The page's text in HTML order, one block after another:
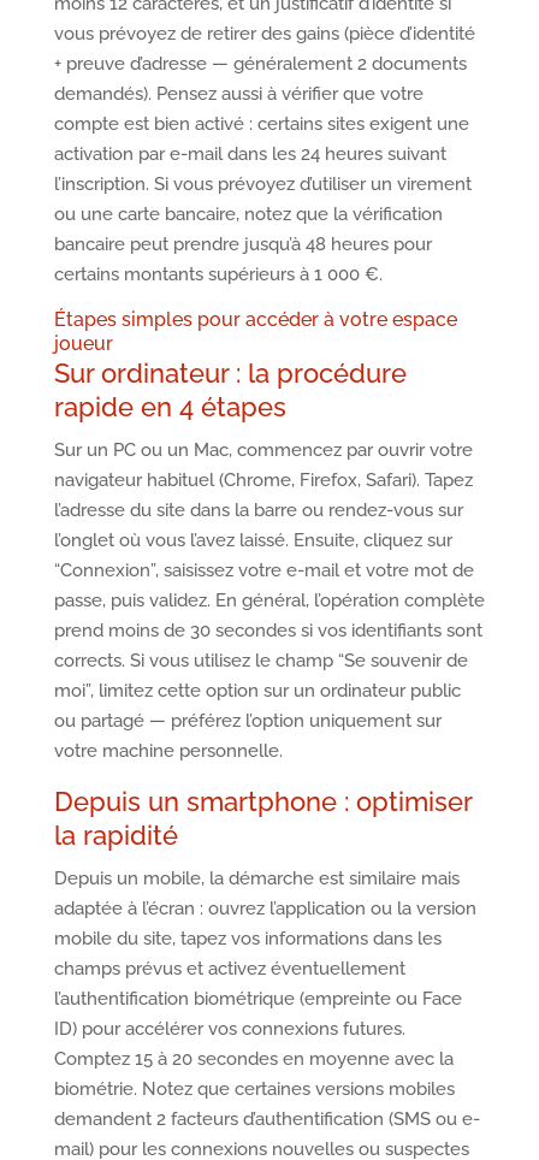
vous prévoyez de retirer des gains (pièce d’identité
+ preuve d’adresse — généralement 2 documents
demandés). Pensez aussi à vérifier que votre
compte est bien activé : certains sites exigent une
activation par e-mail dans les 24 heures suivant
l’inscription. Si vous prévoyez d’utiliser un virement
ou une carte bancaire, notez que la vérification
bancaire peut prendre jusqu’à 48 heures pour
certains montants supérieurs à 1 000 €.
Étapes simples pour accéder à votre espace
joueur
Sur ordinateur : la procédure
rapide en 4 étapes
Sur un PC ou un Mac, commencez par ouvrir votre
navigateur habituel (Chrome, Firefox, Safari). Tapez
l’adresse du site dans la barre ou rendez-vous sur
l’onglet où vous l’avez laissé. Ensuite, cliquez sur
“Connexion”, saisissez votre e-mail et votre mot de
passe, puis validez. En général, l’opération complète
prend moins de 30 secondes si vos identifiants sont
corrects. Si vous utilisez le champ “Se souvenir de
moi”, limitez cette option sur un ordinateur public
ou partagé — préférez l’option uniquement sur
votre machine personnelle.
Depuis un smartphone : optimiser
la rapidité
Depuis un mobile, la démarche est similaire mais
adaptée à l’écran : ouvrez l’application ou la version
mobile du site, tapez vos informations dans les
champs prévus et activez éventuellement
l’authentification biométrique (empreinte ou Face
ID) pour accélérer vos connexions futures.
Comptez 15 à 20 secondes en moyenne avec la
biométrie. Notez que certaines versions mobiles
demandent 2 facteurs d’authentification (SMS ou e-
mail) pour les connexions nouvelles ou suspectes